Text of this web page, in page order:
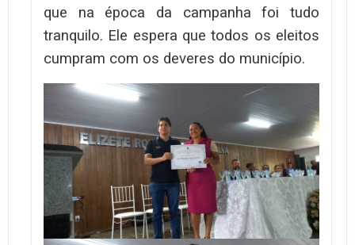
que na época da campanha foi tudo
tranquilo. Ele espera que todos os eleitos
cumpram com os deveres do município.